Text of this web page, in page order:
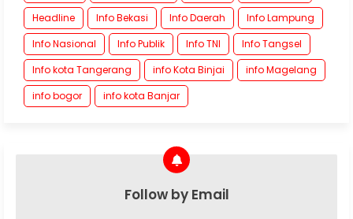
Headline
Info Bekasi Info Daerah
Info Lampung
Info Nasional
Info Publik Info TNI
Info Tangsel
Info kota Tangerang
info Kota Binjai
info Magelang
info bogor
info kota Banjar
Follow by Email